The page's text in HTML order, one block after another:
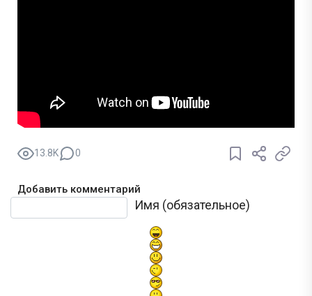
13.8K 0
Добавить комментарий
Имя (обязательное)
Текст комментария